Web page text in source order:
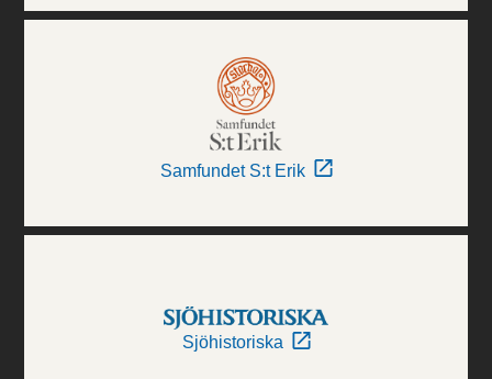
Samfundet S:t Erik
Sjöhistoriska